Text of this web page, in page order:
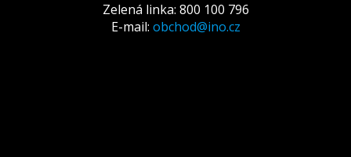
Zelená linka: 800 100 796
E-mail: obchod@ino.cz